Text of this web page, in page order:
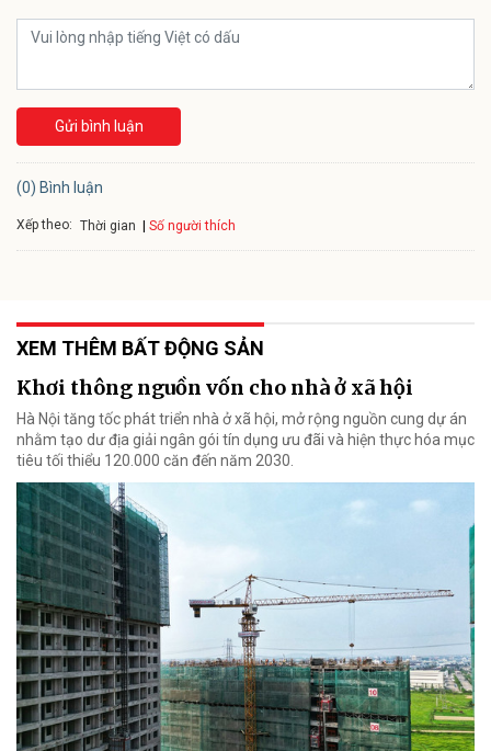
Gửi bình luận
(0) Bình luận
Xếp theo: Thời gian Số người thích
XEM THÊM BẤT ĐỘNG SẢN
Khơi thông nguồn vốn cho nhà ở xã hội
Hà Nội tăng tốc phát triển nhà ở xã hội, mở rộng nguồn cung dự án
nhằm tạo dư địa giải ngân gói tín dụng ưu đãi và hiện thực hóa mục
tiêu tối thiểu 120.000 căn đến năm 2030.